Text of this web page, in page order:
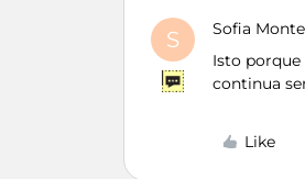
S Sofia
Isto
continua
Like